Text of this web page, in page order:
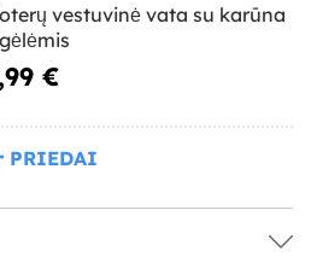
vestuvinė vata su karūna
€
PRIEDAI